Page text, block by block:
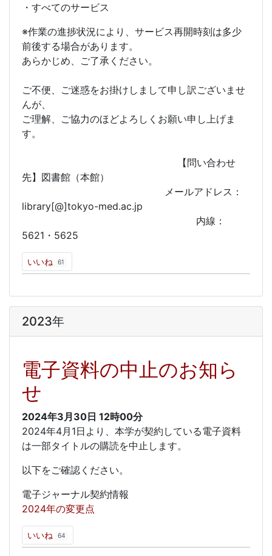
・すべてのサービス
※作業の進捗状況により、サービス再開時刻は多少
前後する場合があります。
あらかじめ、ご了承ください。
ご不便、ご迷惑をお掛けしまして申し訳ございませ
んが、
ご理解、ご協力のほどよろしくお願い申し上げま
す。
【問い合わせ
先】図書館（本館）
メールアドレス：
library[@]tokyo-med.ac.jp
内線：
5621・5625
いいね 61
2023年
電子資料の中止のお知ら
せ
2024年3月30日 12時00分
2024年4月1日より、本学が契約している電子資料
は一部タイトルの購読を中止します。
以下をご確認ください。
電子ジャーナル契約情報
2024年の変更点
いいね 64